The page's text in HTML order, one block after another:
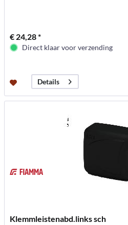
€ 24,28 *
Direct klaar voor verzending
Details
Klemmleistenabd.links sch